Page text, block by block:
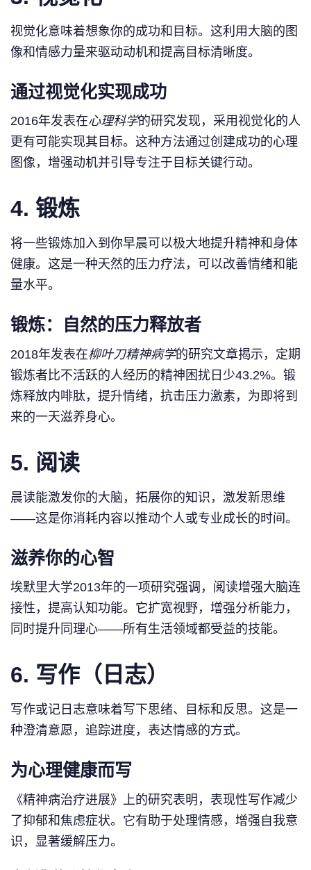
视觉化意味着想象你的成功和目标。这利用大脑的图
像和情感力量来驱动动机和提高目标清晰度。
通过视觉化实现成功
2016年发表在心理科学的研究发现，采用视觉化的人
更有可能实现其目标。这种方法通过创建成功的心理
图像，增强动机并引导专注于目标关键行动。
4. 锻炼
将一些锻炼加入到你早晨可以极大地提升精神和身体
健康。这是一种天然的压力疗法，可以改善情绪和能
量水平。
锻炼：自然的压力释放者
2018年发表在柳叶刀精神病学的研究文章揭示，定期
锻炼者比不活跃的人经历的精神困扰日少43.2%。锻
炼释放内啡肽，提升情绪，抗击压力激素，为即将到
来的一天滋养身心。
5. 阅读
晨读能激发你的大脑，拓展你的知识，激发新思维
——这是你消耗内容以推动个人或专业成长的时间。
滋养你的心智
埃默里大学2013年的一项研究强调，阅读增强大脑连
接性，提高认知功能。它扩宽视野，增强分析能力，
同时提升同理心——所有生活领域都受益的技能。
6. 写作（日志）
写作或记日志意味着写下思绪、目标和反思。这是一
种澄清意愿，追踪进度，表达情感的方式。
为心理健康而写
《精神病治疗进展》上的研究表明，表现性写作减少
了抑郁和焦虑症状。它有助于处理情感，增强自我意
识，显著缓解压力。